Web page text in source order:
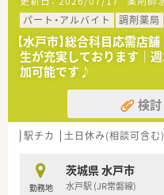
パート・アルバイト
調剤薬局
【水戸市】総合科目応需店
生が充実しております｜
加可能です♪
検
駅チカ 土日休み(相談可含む)
勤務地
茨城県 水戸市
水戸駅 (JR常磐線)